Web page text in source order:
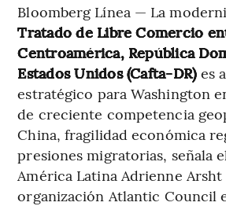
Bloomberg Línea — La
Tratado de Libre Comercio
Centroamérica, República
Estados Unidos (Cafta-DR)es
estratégico para Washington
de creciente competencia
China, fragilidad económica
presiones migratorias, señala
América Latina Adrienne Arsht
organización Atlantic Council